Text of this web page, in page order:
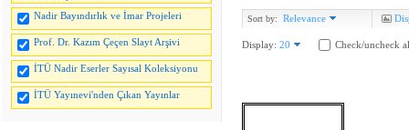
Nadir Bayındırlık ve İmar Projeleri
Prof. Dr. Kazım Çeçen Slayt Arşivi
İTÜ Nadir Eserler Sayısal Koleksiyonu
İTÜ Yayınevi'nden Çıkan Yayınlar
Sort by: Relevance
Display: 20 Check/uncheck